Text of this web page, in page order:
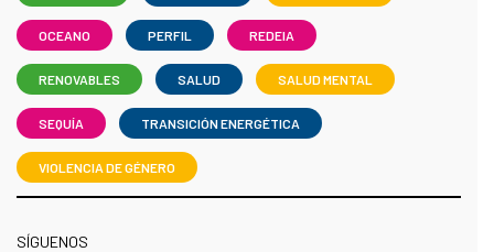
OCEANO PERFIL REDEIA
RENOVABLES SALUD SALUD MENTAL
SEQUÍA TRANSICIÓN ENERGÉTICA
VIOLENCIA DE GÉNERO
SÍGUENOS